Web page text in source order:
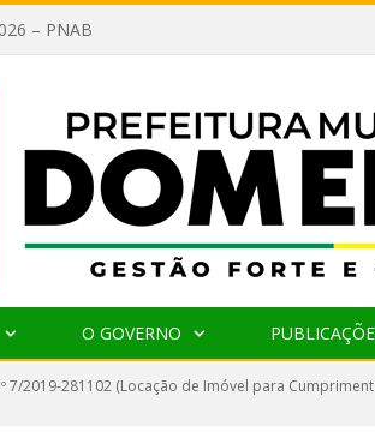
– PNAB
O GOVERNO
7/2019-281102 (Locação de Imóvel para